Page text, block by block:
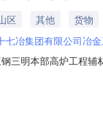
区 其他
货物
七冶集团有限公司冶
三明本部高炉工程